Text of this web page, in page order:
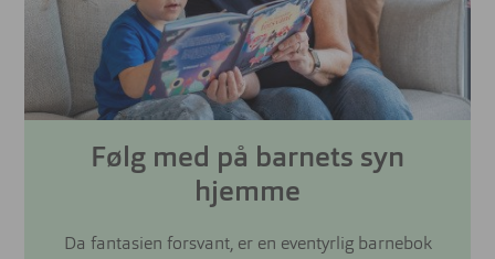
Følg med på barnets syn
hjemme
Da fantasien forsvant, er en eventyrlig barnebok